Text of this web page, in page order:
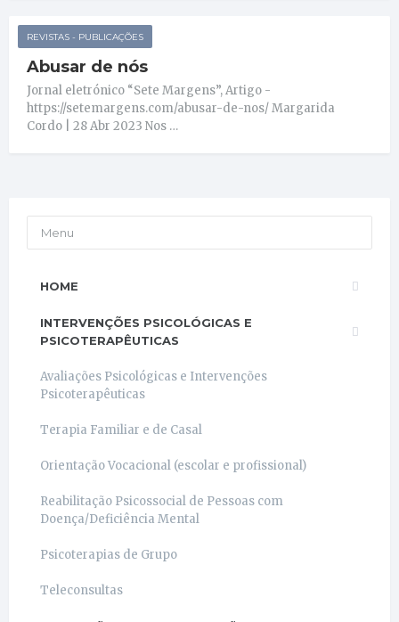
REVISTAS - PUBLICAÇÕES
Abusar de nós
Jornal eletrónico “Sete Margens”, Artigo -
https://setemargens.com/abusar-de-nos/ Margarida
Cordo | 28 Abr 2023 Nos …
Menu
HOME
INTERVENÇÕES PSICOLÓGICAS E
PSICOTERAPÊUTICAS
Avaliações Psicológicas e Intervenções
Psicoterapêuticas
Terapia Familiar e de Casal
Orientação Vocacional (escolar e profissional)
Reabilitação Psicossocial de Pessoas com
Doença/Deficiência Mental
Psicoterapias de Grupo
Teleconsultas